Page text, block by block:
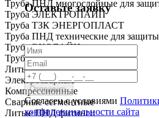
Труба ПНД многослойные для
Труба ЭЛЕКТРОПАЙП
Труба ТЗК ЭНЕРГОПЛАСТ
Труба ПНД технические для защиты
Труба ЭКОЛАЙН
Труба ГОСТ Р МЭК
Литые
Электросварные
Компрессионные
Сварные сегментные
Литые ПНД фитинги
Оставьте заявку
Согласен с условиями
конфиденциальности сайта